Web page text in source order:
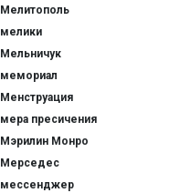
Мелитополь
мелики
Мельничук
мемориал
Менструация
мера пресичения
Мэрилин Монро
Мерседес
мессенджер